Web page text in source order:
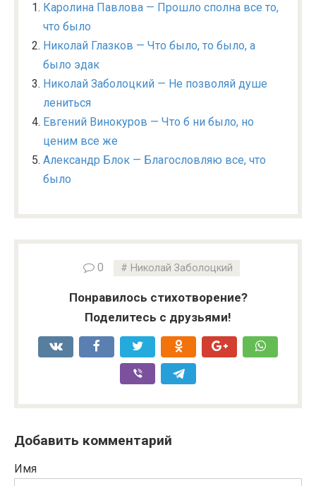
Каролина Павлова — Прошло сполна все то,
что было
Николай Глазков — Что было, то было, а
было эдак
Николай Заболоцкий — Не позволяй душе
лениться
Евгений Винокуров — Что б ни было, но
ценим все же
Александр Блок — Благословляю все, что
было
0 Николай Заболоцкий
Понравилось стихотворение?
Поделитесь с друзьями!
Добавить комментарий
Имя